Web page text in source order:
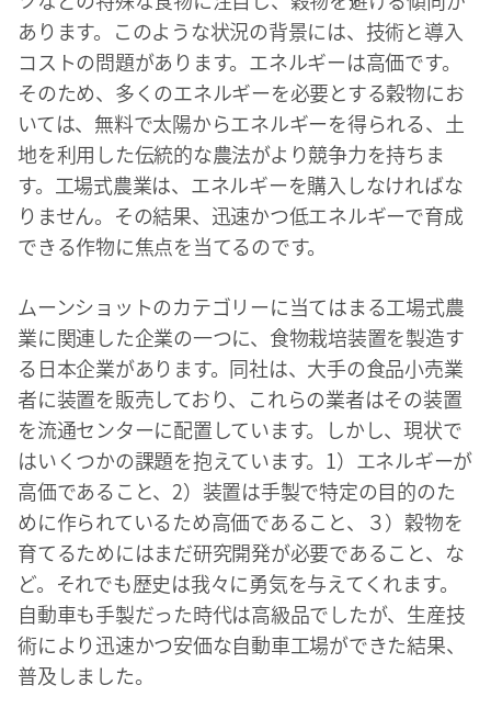
あります。このような状況の背景には、技術と導入
コストの問題があります。エネルギーは高価です。
そのため、多くのエネルギーを必要とする穀物にお
いては、無料で太陽からエネルギーを得られる、土
地を利用した伝統的な農法がより競争力を持ちま
す。工場式農業は、エネルギーを購入しなければな
りません。その結果、迅速かつ低エネルギーで育成
できる作物に焦点を当てるのです。
ムーンショットのカテゴリーに当てはまる工場式農
業に関連した企業の一つに、食物栽培装置を製造す
る日本企業があります。同社は、大手の食品小売業
者に装置を販売しており、これらの業者はその装置
を流通センターに配置しています。しかし、現状で
はいくつかの課題を抱えています。1）エネルギーが
高価であること、2）装置は手製で特定の目的のた
めに作られているため高価であること、３）穀物を
育てるためにはまだ研究開発が必要であること、な
ど。それでも歴史は我々に勇気を与えてくれます。
自動車も手製だった時代は高級品でしたが、生産技
術により迅速かつ安価な自動車工場ができた結果、
普及しました。